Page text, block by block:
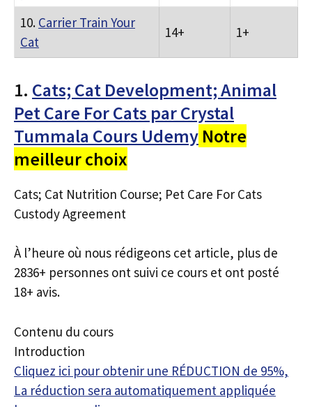
10. Carrier Train Your
Cat
14+ 1+
1. Cats; Cat Development; Animal
Pet Care For Cats par Crystal
Tummala Cours Udemy Notre
meilleur choix
Cats; Cat Nutrition Course; Pet Care For Cats
Custody Agreement
À l’heure où nous rédigeons cet article, plus de
2836+ personnes ont suivi ce cours et ont posté
18+ avis.
Contenu du cours
Introduction
Cliquez ici pour obtenir une RÉDUCTION de 95%,
La réduction sera automatiquement appliquée